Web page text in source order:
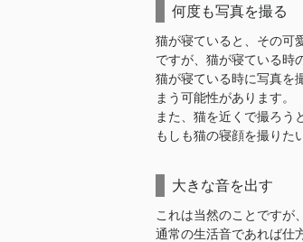
何度も写真を撮る
猫が寝ていると、その可
ですが、猫が寝ている時
猫が寝ている時に写真を
まう可能性があります。
また、猫を近くで撮ろう
もしも猫の寝顔を撮りた
大きな音を出す
これは当然のことですが
通常の生活音であれば仕